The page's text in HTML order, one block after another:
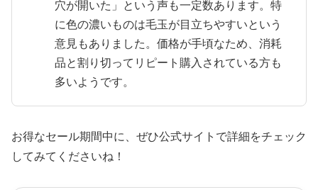
穴が開いた」という声も一定数あります。特
に色の濃いものは毛玉が目立ちやすいという
意見もありました。価格が手頃なため、消耗
品と割り切ってリピート購入されている方も
多いようです。
お得なセール期間中に、ぜひ公式サイトで詳細をチェック
してみてくださいね！